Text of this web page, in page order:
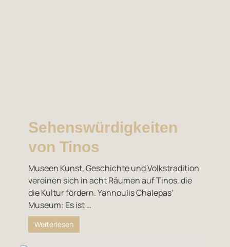
Sehenswürdigkeiten
von Tinos
Museen Kunst, Geschichte und Volkstradition
vereinen sich in acht Räumen auf Tinos, die
die Kultur fördern. Yannoulis Chalepas‘
Museum: Es ist …
Weiterlesen